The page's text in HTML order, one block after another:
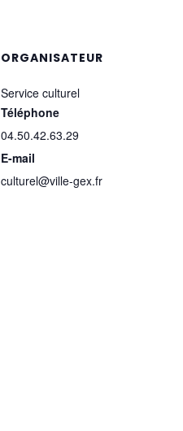
ORGANISATEUR
Service culturel
Téléphone
04.50.42.63.29
E-mail
culturel@ville-gex.fr